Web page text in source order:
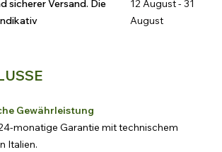
sicherer Versand. Die
12 August - 31
August
Gewährleistung
monatige Garantie mit technischem
Italien.